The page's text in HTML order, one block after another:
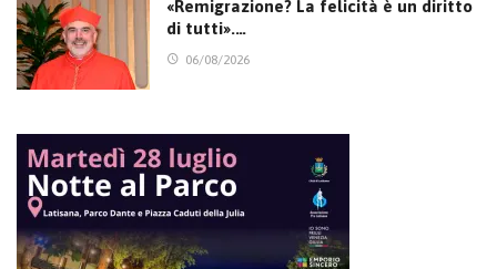
«Remigrazione? La felicità è un diritto
di tutti».…
06/08/2026